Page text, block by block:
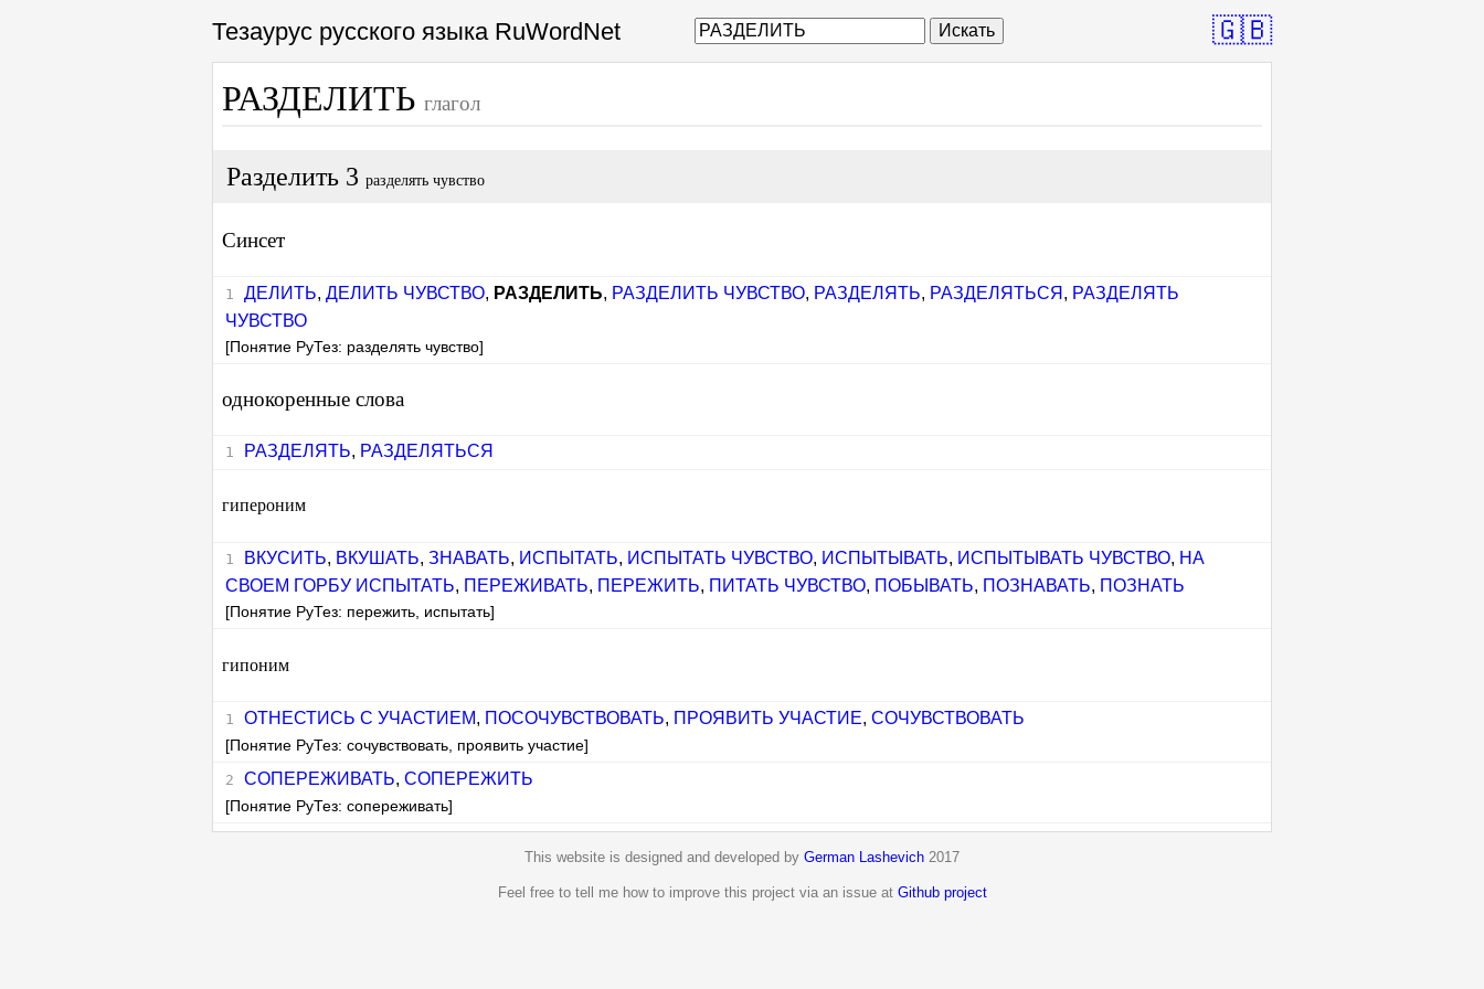
Тезаурус русского языка RuWordNet Искать 🇬🇧
РАЗДЕЛИТЬ глагол
Разделить 3 разделять чувство
Синсет
ДЕЛИТЬ, ДЕЛИТЬ ЧУВСТВО, РАЗДЕЛИТЬ, РАЗДЕЛИТЬ ЧУВСТВО, РАЗДЕЛЯТЬ, РАЗДЕЛЯТЬСЯ , РАЗДЕЛЯТЬ
ЧУВСТВО
[Понятие РуТез: разделять чувство]
однокоренные слова
РАЗДЕЛЯТЬ, РАЗДЕЛЯТЬСЯ
гипероним
ВКУСИТЬ, ВКУШАТЬ, ЗНАВАТЬ, ИСПЫТАТЬ, ИСПЫТАТЬ ЧУВСТВО, ИСПЫТЫВАТЬ, ИСПЫТЫВАТЬ ЧУВСТВО, НА
СВОЕМ ГОРБУ ИСПЫТАТЬ, ПЕРЕЖИВАТЬ, ПЕРЕЖИТЬ, ПИТАТЬ ЧУВСТВО, ПОБЫВАТЬ, ПОЗНАВАТЬ, ПОЗНАТЬ
[Понятие РуТез: пережить, испытать]
гипоним
ОТНЕСТИСЬ С УЧАСТИЕМ, ПОСОЧУВСТВОВАТЬ, ПРОЯВИТЬ УЧАСТИЕ, СОЧУВСТВОВАТЬ
[Понятие РуТез: сочувствовать, проявить участие]
СОПЕРЕЖИВАТЬ, СОПЕРЕЖИТЬ
[Понятие РуТез: сопереживать]
This website is designed and developed by German Lashevich 2017
Feel free to tell me how to improve this project via an issue at Github project